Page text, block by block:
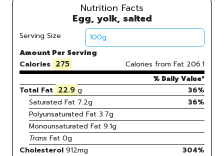
Nutrition Facts
Egg, yolk, salted
Serving Size
Amount Per Serving
Calories 275 Calories from Fat 206.1
% Daily Value*
Total Fat 22.9 g
36%
Saturated Fat 7.2g 36%
Polyunsaturated Fat 3.7g
Monounsaturated Fat 9.1g
TransFat 0g
Cholesterol 912mg 304%